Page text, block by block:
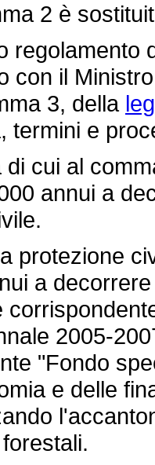
2 è
regolamento
con il
3, della
termini e
cui al
annui a
protezione
a
2005-
"Fondo
e delle